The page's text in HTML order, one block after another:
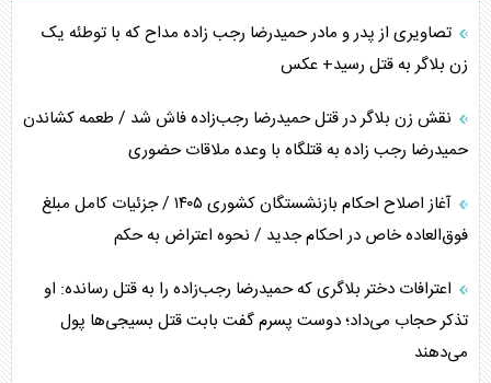
تصاویری از پدر و مادر حمیدرضا رجب زاده مداح که با توطئه یک
زن بلاگر به قتل رسید+ عکس
نقش زن بلاگر در قتل حمیدرضا رجب‌زاده فاش شد / طعمه کشاندن
حمیدرضا رجب زاده به قتلگاه با وعده ملاقات حضوری
آغاز اصلاح احکام بازنشستگان کشوری ۱۴۰۵ / جزئیات کامل مبلغ
فوق‌العاده خاص در احکام جدید / نحوه اعتراض به حکم
اعترافات دختر بلاگری که حمیدرضا رجب‌زاده را به قتل رسانده: او
تذکر حجاب می‌داد؛ دوست پسرم گفت بابت قتل بسیجی‌ها پول
می‌دهند